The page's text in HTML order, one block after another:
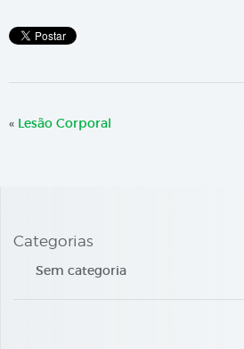
« Lesão Corporal
Categorias
Sem categoria